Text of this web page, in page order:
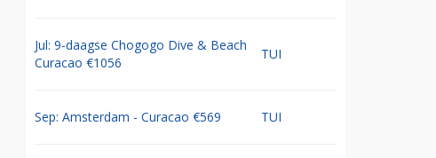
Jul: 9-daagse Chogogo Dive & Beach
Curacao €1056
TUI
Sep: Amsterdam - Curacao €569 TUI